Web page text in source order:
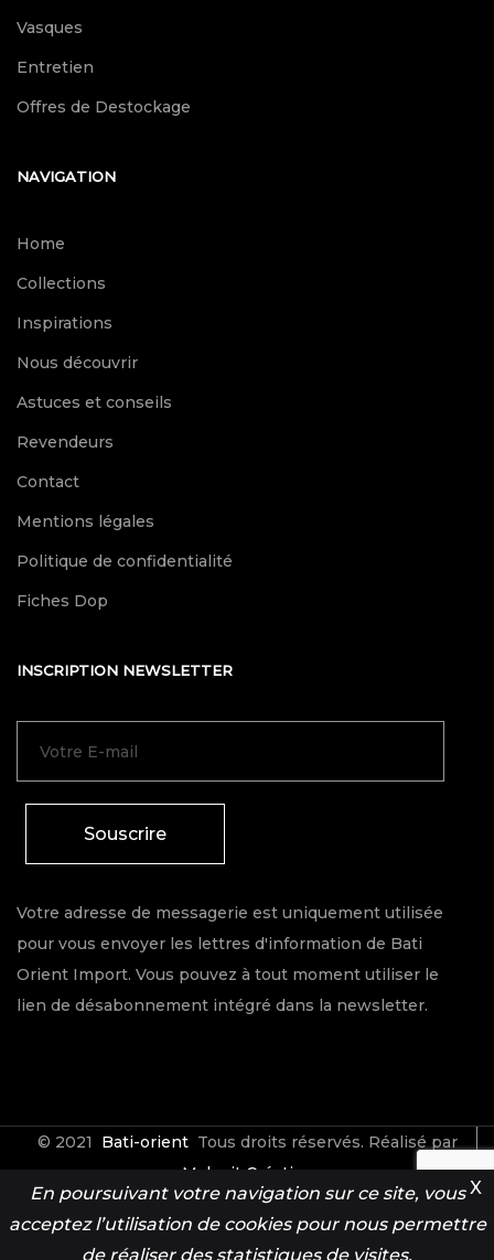
Vasques
Entretien
Offres de Destockage
NAVIGATION
Home
Collections
Inspirations
Nous découvrir
Astuces et conseils
Revendeurs
Contact
Mentions légales
Politique de confidentialité
Fiches Dop
INSCRIPTION NEWSLETTER
Souscrire
Votre adresse de messagerie est uniquement utilisée
pour vous envoyer les lettres d'information de Bati
Orient Import. Vous pouvez à tout moment utiliser le
lien de désabonnement intégré dans la newsletter.
© 2021 Bati-orient Tous droits réservés. Réalisé par
Make it Créative
Contact Espace Pro
En poursuivant votre navigation sur ce site, vous
acceptez l’utilisation de cookies pour nous permettre
de réaliser des statistiques de visites.
X